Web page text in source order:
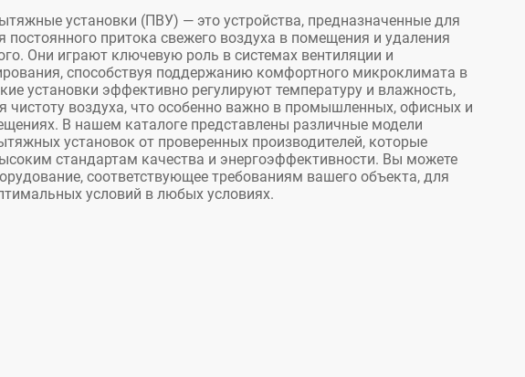
установки (ПВУ) — это устройства, предназначенные для
постоянного притока свежего воздуха в помещения и удаления
Они играют ключевую роль в системах вентиляции и
способствуя поддержанию комфортного микроклимата в
установки эффективно регулируют температуру и влажность,
чистоту воздуха, что особенно важно в промышленных, офисных и
В нашем каталоге представлены различные модели
установок от проверенных производителей, которые
стандартам качества и энергоэффективности. Вы можете
соответствующее требованиям вашего объекта, для
условий в любых условиях.